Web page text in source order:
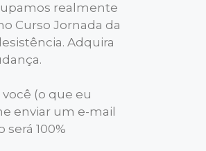
realmente
Curso Jornada da
Adquira
(o que eu
enviar um e-mail
100%